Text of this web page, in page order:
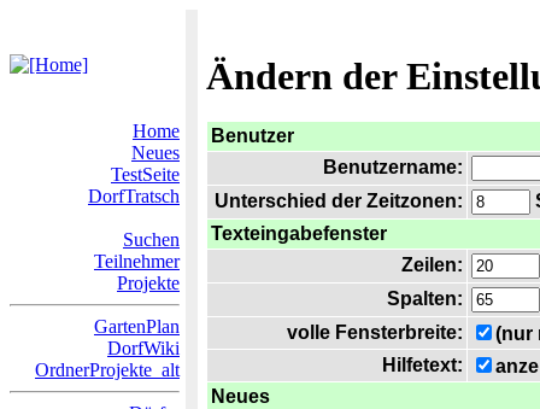
Ändern der
Home
Neues
TestSeite
DorfTratsch
Suchen
Teilnehmer
Projekte
GartenPlan
DorfWiki
OrdnerProjekte_alt
Benutzer
Benutzername:
Unterschied der Zeitzonen:
Texteingabefenster
Zeilen:
Spalten:
volle Fensterbreite:
(nur
Hilfetext:
Neues